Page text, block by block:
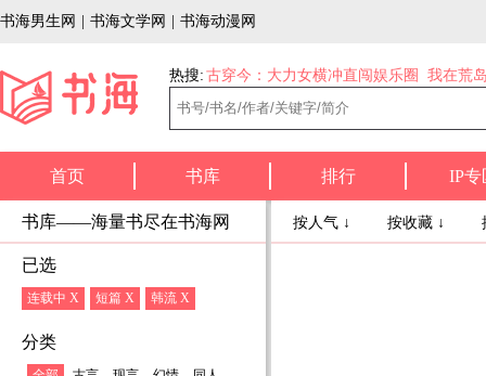
书海男生网 书海文学网 书海动漫网
热搜: 古穿今：大力女横冲直闯娱乐圈 我在荒
首页 书库 排行 IP专
书库——海量书尽在书海网
已选
连载中 X 短篇 X 韩流 X
分类
按人气 ↓ 按收藏 ↓